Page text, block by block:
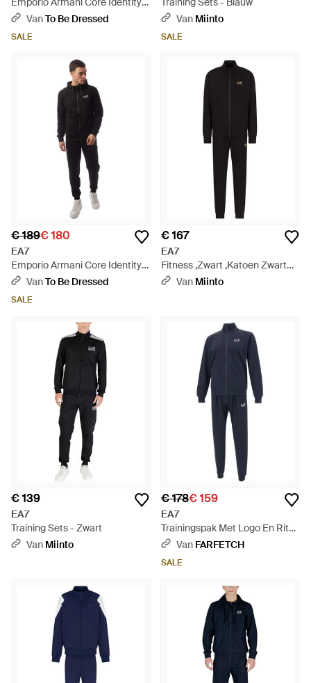
Trainingspak Met Volledige Rits
VanTo Be Dressed
SALE
Van Miinto
SALE
€ 189€ 180
EA7
Emporio Armani Core Identity
Trainingspak Met Rits - Zwart
VanTo Be Dressed
SALE
€ 167
EA7
Fitness ,Zwart ,Katoen Zwart
Trainingspak Minimalistisch
Van Miinto
€ 139
EA7
Training Sets - Zwart
Van Miinto
€ 178€ 159
EA7
Trainingspak Met Logo En Rits -
Blauw
Van FARFETCH
SALE